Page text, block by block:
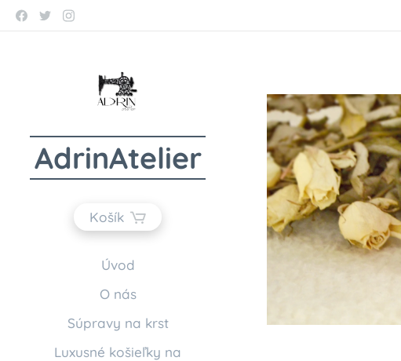
AdrinAtelier
Košík
Úvod
O nás
Súpravy na krst
Luxusné košieľky na